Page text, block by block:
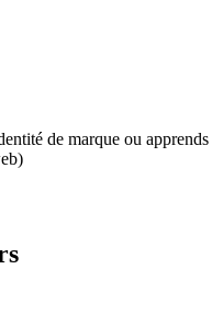
de marque ou apprends